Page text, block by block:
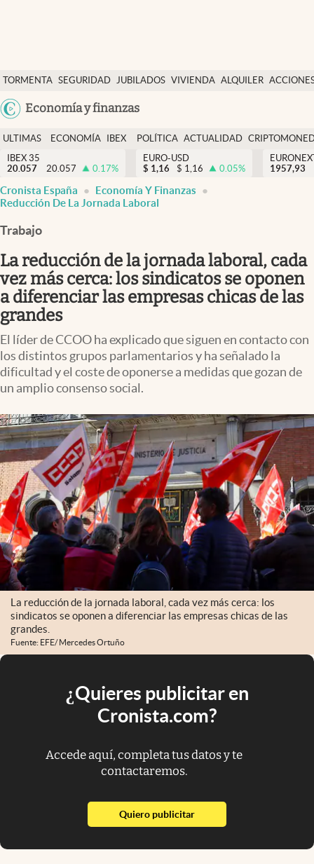
TORMENTA SEGURIDAD JUBILADOS VIVIENDA ALQUILER
USA
Economía y finanzas
Economía y finanzas
Política
Actualidad
Criptomonedas
España
ULTIMAS
NOTICIAS
ECONOMÍA
FINANZAS
IBEX
EURO
POLÍTICA ACTUALIDAD
IBEX 35
20.057
20.057 0.17%
EURO-USD
$ 1,16 $ 1,16 0.05%
1957,93
Cronista España
Economía Y Finanzas
Reducción De La Jornada Laboral
Trabajo
La reducción de la jornada laboral, cada
vez más cerca: los sindicatos se oponen
a diferenciar las empresas chicas de las
grandes
El líder de CCOO ha explicado que siguen en contacto con
los distintos grupos parlamentarios y ha señalado la
dificultad y el coste de oponerse a medidas que gozan de
un amplio consenso social.
La reducción de la jornada laboral, cada vez más cerca: los
sindicatos se oponen a diferenciar las empresas chicas de las
grandes.
Fuente: EFE/ Mercedes Ortuño
¿Quieres publicitar en
Cronista.com?
Accede aquí, completa tus datos y te
contactaremos.
Quiero publicitarabre en nueva pestaña